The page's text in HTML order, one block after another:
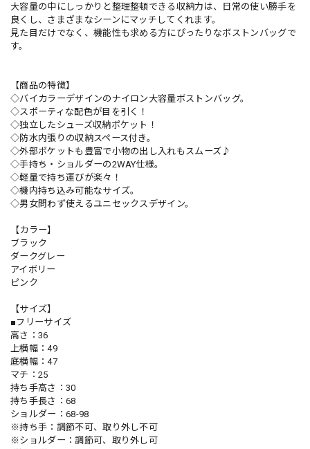
大容量の中にしっかりと整理整頓できる収納力は、日常の使い勝手を
良くし、さまざまなシーンにマッチしてくれます。
見た目だけでなく、機能性も求める方にぴったりなボストンバッグで
す。
【商品の特徴】
◇バイカラーデザインのナイロン大容量ボストンバッグ。
◇スポーティな配色が目を引く！
◇独立したシューズ収納ポケット！
◇防水内張りの収納スペース付き。
◇外部ポケットも豊富で小物の出し入れもスムーズ♪
◇手持ち・ショルダーの2WAY仕様。
◇軽量で持ち運びが楽々！
◇機内持ち込み可能なサイズ。
◇男女問わず使えるユニセックスデザイン。
【カラー】
ブラック
ダークグレー
アイボリー
ピンク
【サイズ】
■フリーサイズ
高さ：36
上横幅：49
底横幅：47
マチ：25
持ち手高さ：30
持ち手長さ：68
ショルダー：68-98
※持ち手：調節不可、取り外し不可
※ショルダー：調節可、取り外し可